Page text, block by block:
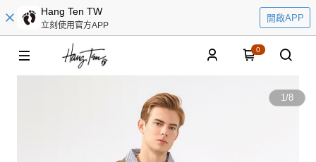
Hang Ten TW
立刻使用官方APP
開啟APP
0
1/8